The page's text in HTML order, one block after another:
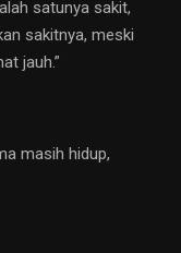
satunya sakit,
sakitnya, meski
jauh.”
masih hidup,